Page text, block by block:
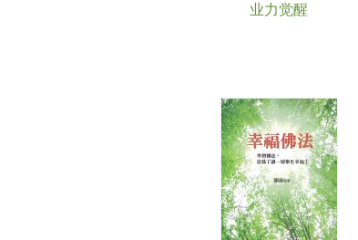
业力觉醒